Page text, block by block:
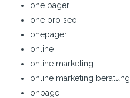
one pager
one pro seo
onepager
online
online marketing
online marketing beratung
onpage